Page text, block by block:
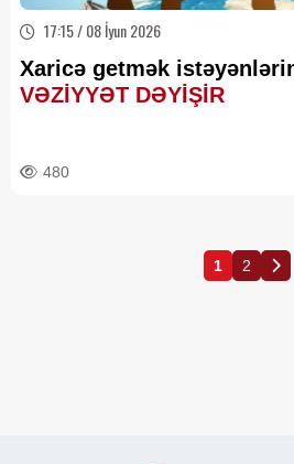
17:15 / 08 İyun 2026
Xaricə getmək
VƏZİYYƏT DƏYİŞİR
480
1 2